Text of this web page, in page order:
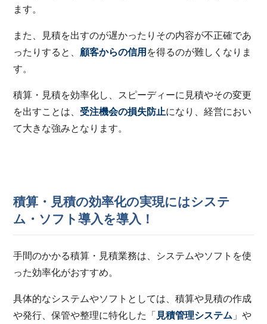
ます。
また、見積を出すのが遅かったりその内容が不正確であ
ったりすると、 顧客からの信用 を得るのが難しくなりま
す。
積算・見積を効率化し、スピーディーに見積やその変更
を出すことは、 受注機会の損失防止になり、経営におい
て大きな強みとなります。
積算・見積の効率化の実現にはシステ
ム・ソフト導入を導入！
手間のかかる積算・見積業務は、システムやソフトを使
った効率化がおすすめ。
具体的なシステムやソフトとしては、積算や見積の作成
や発行、保管や整理に特化した「 見積管理システム 」や